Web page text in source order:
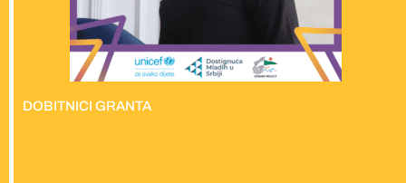
DOBITNICI GRANTA